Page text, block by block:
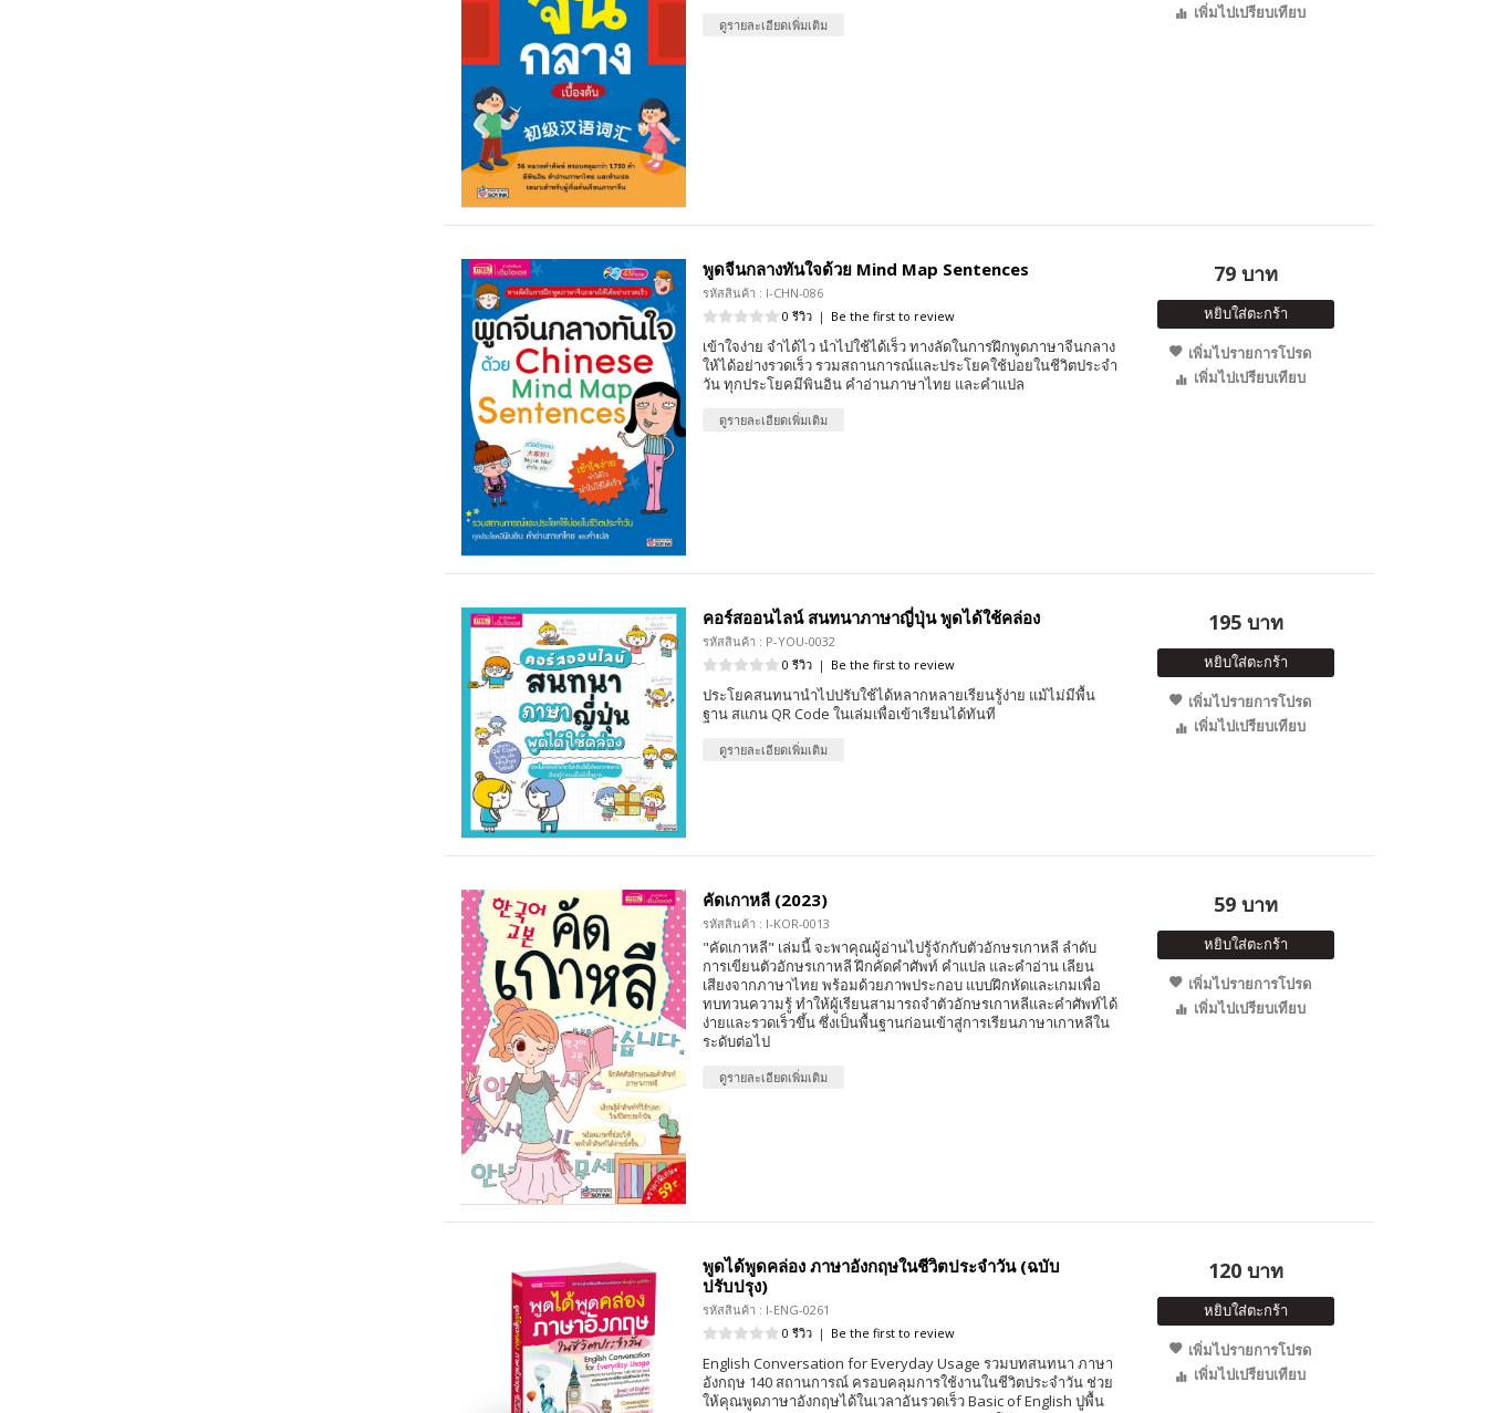
ดูรายละเอียดเพิ่มเติม
เพิ่มไปเปรียบเทียบ
พูดจีนกลางทันใจด้วย Mind Map Sentences
รหัสสินค้า : I-CHN-086
0 รีวิว | Be the first to review
เข้าใจง่าย จำได้ไว นำไปใช้ได้เร็ว ทางลัดในการฝึกพูดภาษาจีนกลาง
ให้ได้อย่างรวดเร็ว รวมสถานการณ์และประโยคใช้บ่อยในชีวิตประจำ
วัน ทุกประโยคมีพินอิน คำอ่านภาษาไทย และคำแปล
ดูรายละเอียดเพิ่มเติม
79 บาท
หยิบใส่ตะกร้า
เพิ่มไปรายการโปรด
เพิ่มไปเปรียบเทียบ
คอร์สออนไลน์ สนทนาภาษาญี่ปุ่น พูดได้ใช้คล่อง
รหัสสินค้า : P-YOU-0032
0 รีวิว | Be the first to review
ประโยคสนทนานำไปปรับใช้ได้หลากหลายเรียนรู้ง่าย แม้ไม่มีพื้น
ฐาน สแกน QR Code ในเล่มเพื่อเข้าเรียนได้ทันที
ดูรายละเอียดเพิ่มเติม
195 บาท
หยิบใส่ตะกร้า
เพิ่มไปรายการโปรด
เพิ่มไปเปรียบเทียบ
คัดเกาหลี (2023)
รหัสสินค้า : I-KOR-0013
"คัดเกาหลี" เล่มนี้ จะพาคุณผู้อ่านไปรู้จักกับตัวอักษรเกาหลี ลำดับ
การเขียนตัวอักษรเกาหลี ฝึกคัดคำศัพท์ คำแปล และคำอ่าน เลียน
เสียงจากภาษาไทย พร้อมด้วยภาพประกอบ แบบฝึกหัดและเกมเพื่อ
ทบทวนความรู้ ทำให้ผู้เรียนสามารถจำตัวอักษรเกาหลีและคำศัพท์ได้
ง่ายและรวดเร็วขึ้น ซึ่งเป็นพื้นฐานก่อนเข้าสู่การเรียนภาษาเกาหลีใน
ระดับต่อไป
ดูรายละเอียดเพิ่มเติม
59 บาท
หยิบใส่ตะกร้า
เพิ่มไปรายการโปรด
เพิ่มไปเปรียบเทียบ
พูดได้พูดคล่อง ภาษาอังกฤษในชีวิตประจำวัน (ฉบับ
ปรับปรุง)
รหัสสินค้า : I-ENG-0261
0 รีวิว | Be the first to review
English Conversation for Everyday Usage รวมบทสนทนา ภาษา
อังกฤษ 140 สถานการณ์ ครอบคลุมการใช้งานในชีวิตประจำวัน ช่วย
ให้คุณพูดภาษาอังกฤษได้ในเวลาอันรวดเร็ว Basic of English ปูพื้น
120 บาท
หยิบใส่ตะกร้า
เพิ่มไปรายการโปรด
เพิ่มไปเปรียบเทียบ